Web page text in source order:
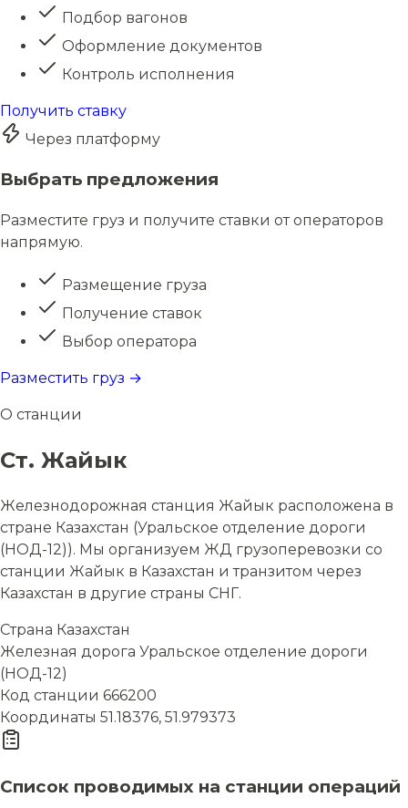
Подбор вагонов
Оформление документов
Контроль исполнения
Получить ставку
Через платформу
Выбрать предложения
Разместите груз и получите ставки от операторов
напрямую.
Размещение груза
Получение ставок
Выбор оператора
Разместить груз →
О станции
Ст. Жайык
Железнодорожная станция Жайык расположена в
стране Казахстан (Уральское отделение дороги
(НОД-12)). Мы организуем ЖД грузоперевозки со
станции Жайык в Казахстан и транзитом через
Казахстан в другие страны СНГ.
Страна Казахстан
Железная дорога Уральское отделение дороги
(НОД-12)
Код станции 666200
Координаты 51.18376, 51.979373
Список проводимых на станции операций